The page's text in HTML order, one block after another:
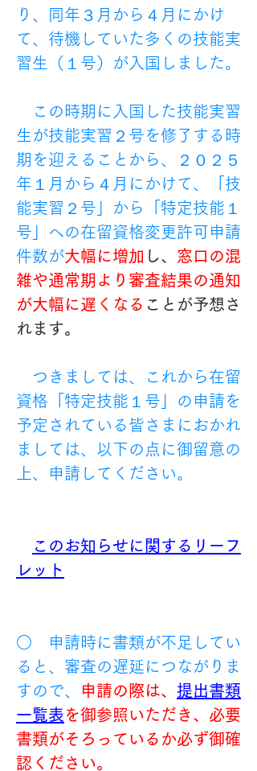
り、同年３月から４月にかけ
て、待機していた多くの技能実
習生（１号）が入国しました。
この時期に入国した技能実習
生が技能実習２号を修了する時
期を迎えることから、２０２５
年１月から４月にかけて、「技
能実習２号」から「特定技能１
号」への在留資格変更許可申請
件数が大幅に増加 し、 窓口の混
雑や通常期より審査結果の通知
が大幅に遅くなる ことが予想さ
れます。
つきましては、これから在留
資格「特定技能１号」の申請を
予定されている皆さまにおかれ
ましては、以下の点に御留意の
上、申請してください。
このお知らせに関するリーフ
レット
○　申請時に書類が不足してい
ると、審査の遅延につながりま
すので、
申請の際は、 提出書類
一覧表 を御参照いただき、必要
書類がそろっているか必ず御確
認ください。